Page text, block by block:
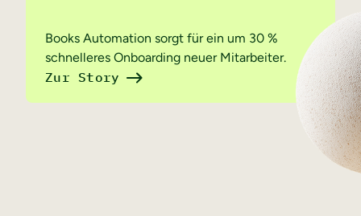
Books Automation sorgt für ein um 30 %
schnelleres Onboarding neuer Mitarbeiter.
Zur Story